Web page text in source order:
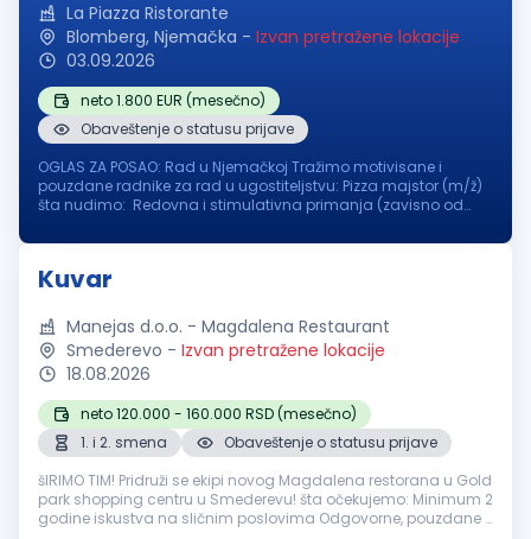
La Piazza Ristorante
Blomberg, Njemačka - Izvan pretražene lokacije
03.09.2026
neto 1.800 EUR (mesečno)
Obaveštenje o statusu prijave
OGLAS ZA POSAO: Rad u Njemačkoj Tražimo motivisane i
pouzdane radnike za rad u ugostiteljstvu: Pizza majstor (m/ž)
šta nudimo: Redovna i stimulativna primanja (zavisno od
Osiguran topli obr...
Kuvar
Manejas d.o.o. - Magdalena Restaurant
Smederevo - Izvan pretražene lokacije
18.08.2026
neto 120.000 - 160.000 RSD (mesečno)
1. i 2. smena
Obaveštenje o statusu prijave
šIRIMO TIM! Pridruži se ekipi novog Magdalena restorana u Gold
park shopping centru u Smederevu! šta očekujemo: Minimum 2
godine iskustva na sličnim poslovima Odgovorne, pouzdane i